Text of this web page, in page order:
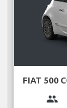
FIAT 500
group